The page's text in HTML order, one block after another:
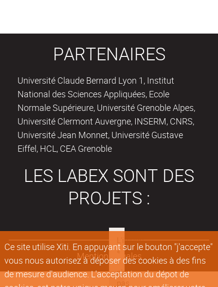
Ce site utilise Xiti. En appuyant sur le bouton "j'accepte"
vous nous autorisez à déposer des cookies à des fins
de mesure d'audience. L'acceptation du dépot de
PARTENAIRES
Université Claude Bernard Lyon 1, Institut
National des Sciences Appliquées, Ecole
Normale Supérieure, Université Grenoble Alpes,
Université Clermont Auvergne, INSERM, CNRS,
Université Jean Monnet, Université Gustave
Eiffel, HCL, CEA Grenoble
LES LABEX SONT DES
PROJETS :
Mentions légales